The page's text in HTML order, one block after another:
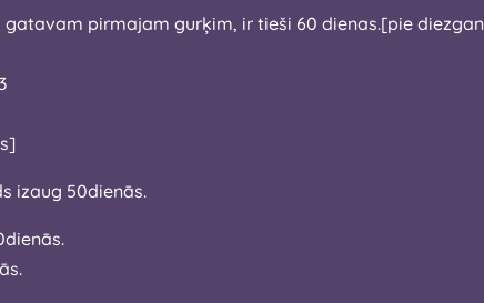
dienas.[pie diezgan pieticīgiem apstākļiem ,tai
izaug 50dienās.
30dienās.